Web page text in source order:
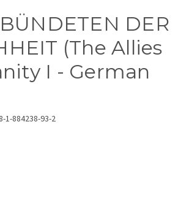
DER
(The Allies
I - German
1-884238-93-2